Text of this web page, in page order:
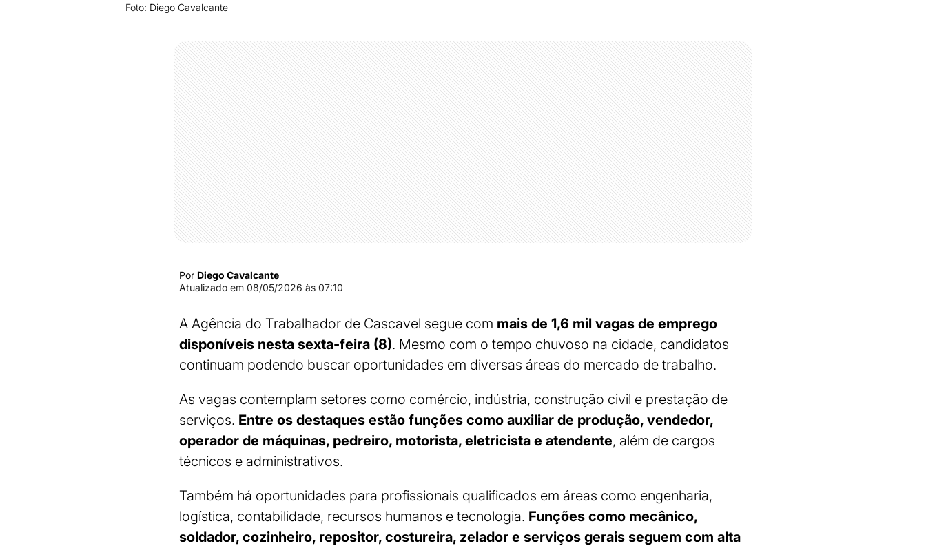
Foto: Diego Cavalcante
Por Diego Cavalcante
Atualizado em 08/05/2026 às 07:10
A Agência do Trabalhador de Cascavel segue com mais de 1,6 mil vagas de emprego
disponíveis nesta sexta-feira (8). Mesmo com o tempo chuvoso na cidade, candidatos
continuam podendo buscar oportunidades em diversas áreas do mercado de trabalho.
As vagas contemplam setores como comércio, indústria, construção civil e prestação de
serviços. Entre os destaques estão funções como auxiliar de produção, vendedor,
operador de máquinas, pedreiro, motorista, eletricista e atendente, além de cargos
técnicos e administrativos.
Também há oportunidades para profissionais qualificados em áreas como engenharia,
logística, contabilidade, recursos humanos e tecnologia. Funções como mecânico,
soldador, cozinheiro, repositor, costureira, zelador e serviços gerais seguem com alta